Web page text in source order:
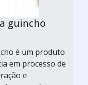
guincho
é um produto
em processo de
e